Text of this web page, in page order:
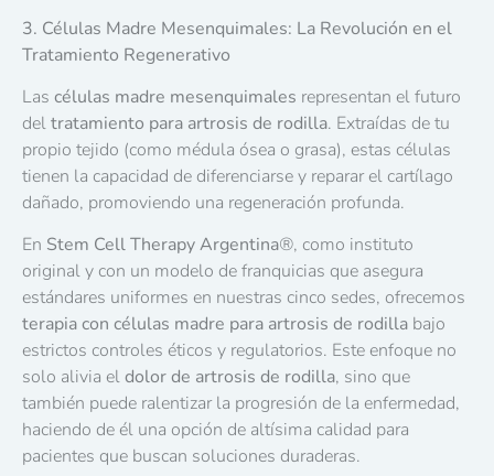
3. Células Madre Mesenquimales: La Revolución en el
Tratamiento Regenerativo
Las células madre mesenquimales representan el futuro
deltratamiento para artrosis de rodilla. Extraídas de tu
propio tejido (como médula ósea o grasa), estas células
tienen la capacidad de diferenciarse y reparar el cartílago
dañado, promoviendo una regeneración profunda.
En Stem Cell Therapy Argentina®, como instituto
original y con un modelo de franquicias que asegura
estándares uniformes en nuestras cinco sedes, ofrecemos
terapia con células madre para artrosis de rodilla bajo
estrictos controles éticos y regulatorios. Este enfoque no
solo alivia eldolor de artrosis de rodilla, sino que
también puede ralentizar la progresión de la enfermedad,
haciendo de él una opción de altísima calidad para
pacientes que buscan soluciones duraderas.